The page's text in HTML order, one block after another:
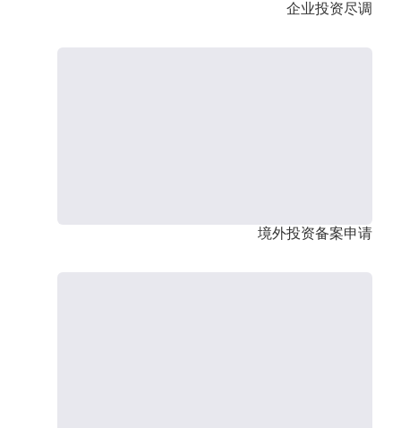
企业投资尽调
境外投资备案申请